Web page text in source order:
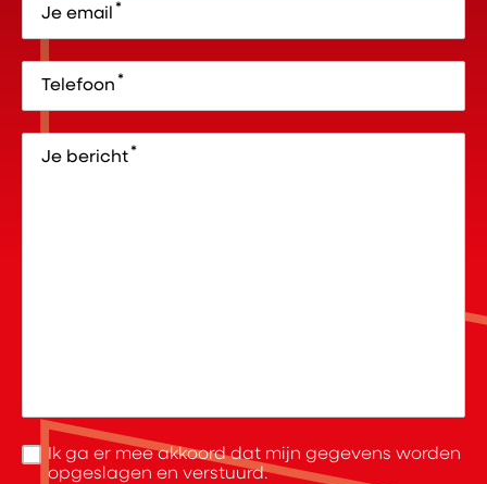
Je email *
Telefoon *
Je bericht*
Ik ga er mee akkoord dat mijn gegevens worden
opgeslagen en verstuurd.